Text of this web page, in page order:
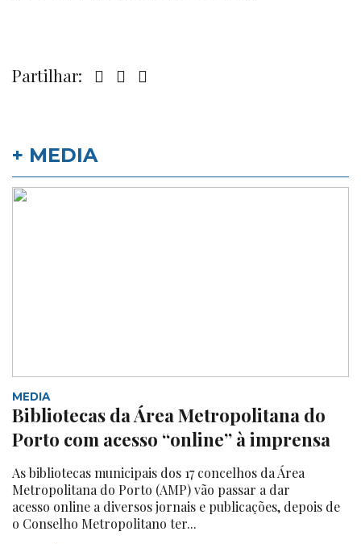
Partilhar:
+ MEDIA
MEDIA
Bibliotecas da Área Metropolitana do
Porto com acesso “online” à imprensa
As bibliotecas municipais dos 17 concelhos da Área
Metropolitana do Porto (AMP) vão passar a dar
acesso online a diversos jornais e publicações, depois de
o Conselho Metropolitano ter...